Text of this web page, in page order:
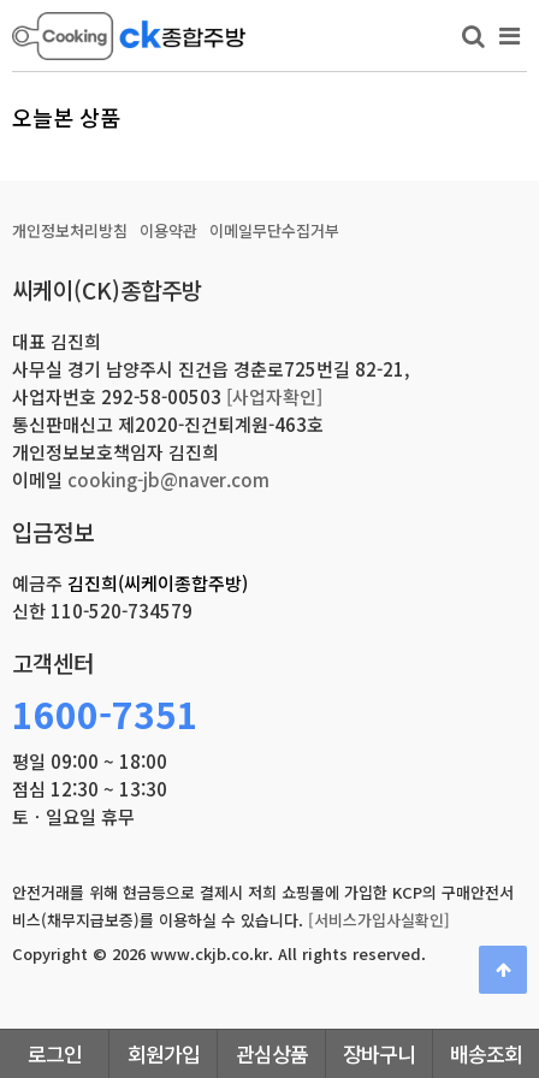
로그인 회원가입 관심상품 장바구니 배송조회
오늘본 상품
개인정보처리방침 이용약관 이메일무단수집거부
씨케이(CK)종합주방
대표 김진희
사무실 경기 남양주시 진건읍 경춘로725번길 82-21,
사업자번호 292-58-00503 [사업자확인]
통신판매신고 제2020-진건퇴계원-463호
개인정보보호책임자 김진희
이메일 cooking-jb@naver.com
입금정보
예금주 김진희(씨케이종합주방)
신한 110-520-734579
고객센터
1600-7351
평일 09:00 ~ 18:00
점심 12:30 ~ 13:30
토ㆍ일요일 휴무
안전거래를 위해 현금등으로 결제시 저희 쇼핑몰에 가입한 KCP의 구매안전서
비스(채무지급보증)를 이용하실 수 있습니다. [서비스가입사실확인]
Copyright © 2026 www.ckjb.co.kr. All rights reserved.